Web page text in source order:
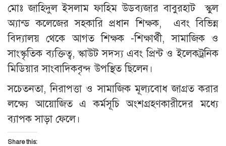
মোঃ জাহিদুল ইসলাম ফাহিম উডব্যজার বাবুরহাট স্কুল
অ্যান্ড কলেজের সহকারি প্রধান শিক্ষক, এবং বিভিন্ন
বিদ্যালয় থেকে আগত শিক্ষক -শিক্ষার্থী, সামাজিক ও
সাংস্কৃতিক ব্যক্তিত্ব, স্কাউট সদস্য এবং প্রিন্ট ও ইলেকট্রনিক
মিডিয়ার সাংবাদিকবৃন্দ উপস্থিত ছিলেন।
সচেতনতা, নিরাপত্তা ও সামাজিক মূল্যবোধ জাগ্রত করার
লক্ষ্যে আয়োজিত এ কর্মসূচি অংশগ্রহণকারীদের মধ্যে
ব্যাপক সাড়া ফেলে।
Share this: